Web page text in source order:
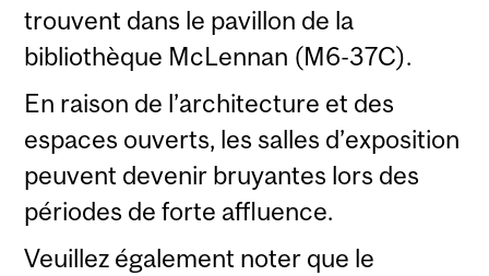
trouvent dans le pavillon de la
bibliothèque McLennan (M6-37C).
En raison de l’architecture et des
espaces ouverts, les salles d’exposition
peuvent devenir bruyantes lors des
périodes de forte affluence.
Veuillez également noter que le